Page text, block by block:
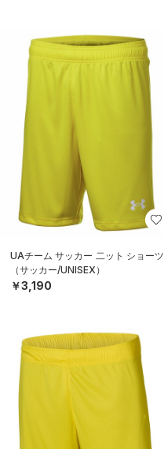
UAチーム サッカー 二ット ショーツ
（サッカー/UNISEX）
￥3,190